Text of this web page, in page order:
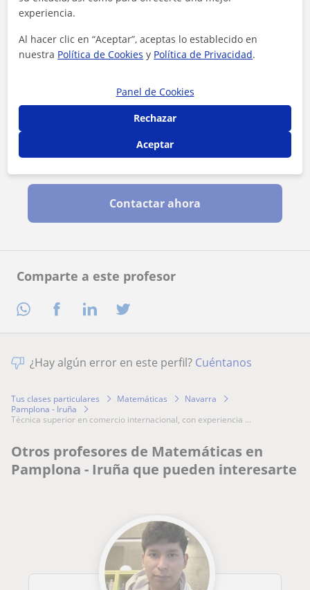
Comparte a este profesor
Contactar ahora
¿Hay algún error en este perfil? Cuéntanos
Tus clases particulares Matemáticas
Navarra
Pamplona - Iruña
técnica superior en comercio internacional, con experiencia ...
Otros profesores de Matemáticas en
Pamplona - Iruña que pueden interesarte
experiencia.
Al hacer clic en “Aceptar”, aceptas lo establecido en
nuestra Política de Cookies y Política de Privacidad.
Panel de Cookies
Rechazar
Aceptar